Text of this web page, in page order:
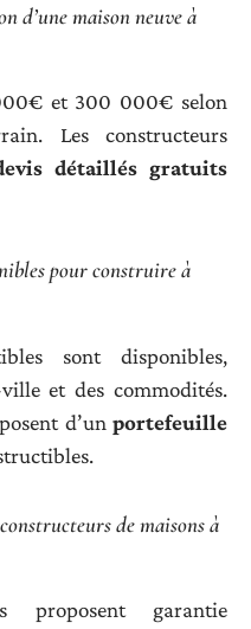
d’une maison neuve à
et 300 000€ selon
Les constructeurs
détaillés gratuits
pour construire à
sont disponibles,
et des commodités.
d’un portefeuille
de maisons à
proposent garantie